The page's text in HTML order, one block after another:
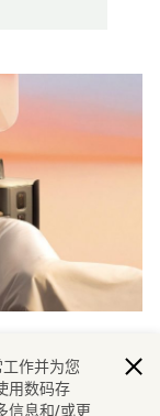
会根据环境光线
作并为您
用数码存
信息和/或更